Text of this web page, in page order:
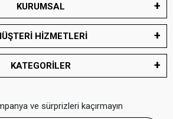
KURUMSAL
HİZMETLERİ
KATEGORİLER
ve sürprizleri kaçırmayın